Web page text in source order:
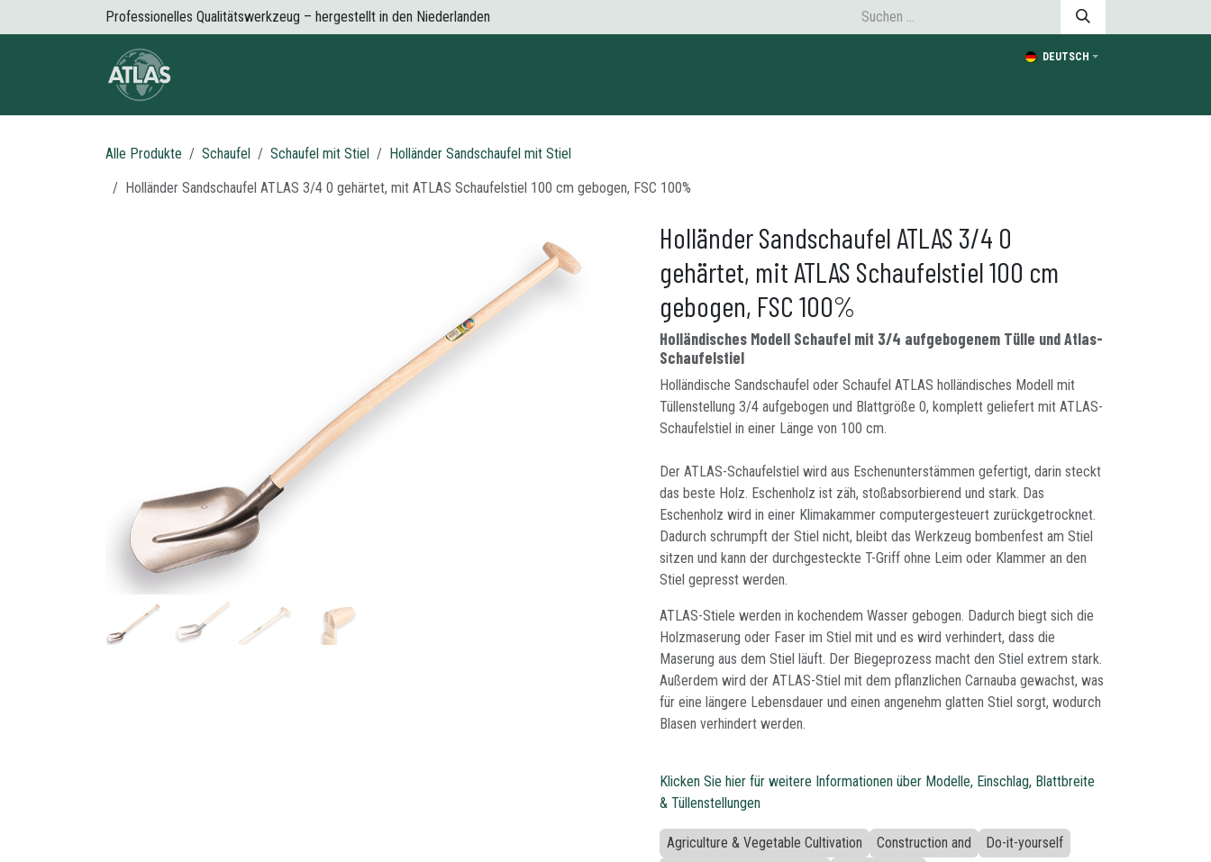
Zum Inhalt springenProfessionelles Qualitätswerkzeug – hergestellt in den Niederlanden
DEUTSCH
Alle Produkte Schaufel Schaufel mit Stiel
Holländer Sandschaufel mit Stiel
Holländer Sandschaufel ATLAS 3/4 0 gehärtet, mit ATLAS Schaufelstiel 100 cm gebogen, FSC 100%
Holländer Sandschaufel ATLAS 3/4 0
gehärtet, mit ATLAS Schaufelstiel 100 cm
gebogen, FSC 100%
Holländisches Modell Schaufel mit 3/4 aufgebogenem Tülle und Atlas-
Schaufelstiel
Holländische Sandschaufel oder Schaufel ATLAS holländisches Modell mit
Tüllenstellung 3/4 aufgebogen und Blattgröße 0, komplett geliefert mit ATLAS-
Schaufelstiel in einer Länge von 100 cm.
Der ATLAS-Schaufelstiel wird aus Eschenunterstämmen gefertigt, darin steckt
das beste Holz. Eschenholz ist zäh, stoßabsorbierend und stark. Das
Eschenholz wird in einer Klimakammer computergesteuert zurückgetrocknet.
Dadurch schrumpft der Stiel nicht, bleibt das Werkzeug bombenfest am Stiel
sitzen und kann der durchgesteckte T-Griff ohne Leim oder Klammer an den
Stiel gepresst werden.
ATLAS-Stiele werden in kochendem Wasser gebogen. Dadurch biegt sich die
Holzmaserung oder Faser im Stiel mit und es wird verhindert, dass die
Maserung aus dem Stiel läuft. Der Biegeprozess macht den Stiel extrem stark.
Außerdem wird der ATLAS-Stiel mit dem pflanzlichen Carnauba gewachst, was
für eine längere Lebensdauer und einen angenehm glatten Stiel sorgt, wodurch
Blasen verhindert werden.
Klicken Sie hier für weitere Informationen über Modelle, Einschlag, Blattbreite
& Tüllenstellungen
Agriculture & Vegetable Cultivation Construction and
Do-it-yourself